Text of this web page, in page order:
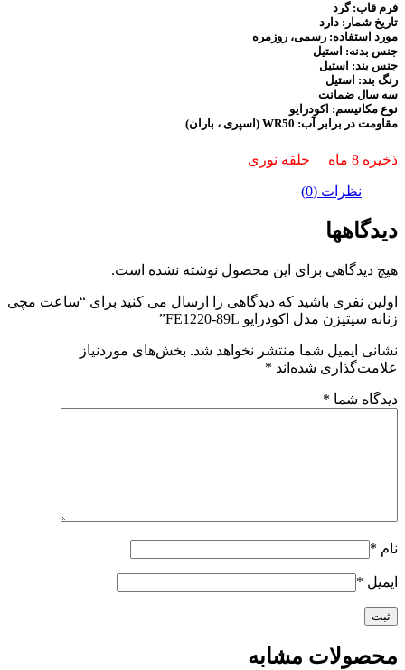
فرم قاب: گرد
تاریخ شمار: دارد
مورد استفاده: رسمی، روزمره
جنس بدنه: استیل
جنس بند: استیل
رنگ بند: استیل
سه سال ضمانت
نوع مکانیسم: اکودرایو
مقاومت در برابر آب: WR50 (اسپری ، باران)
ذخیره 8 ماه حلقه نوری
نظرات (0)
دیدگاهها
هیچ دیدگاهی برای این محصول نوشته نشده است.
اولین نفری باشید که دیدگاهی را ارسال می کنید برای “ساعت مچی
زنانه سیتیزن مدل اکودرایو FE1220-89L”
نشانی ایمیل شما منتشر نخواهد شد. بخش‌های موردنیاز
علامت‌گذاری شده‌اند *
دیدگاه شما *
نام *
ایمیل *
محصولات مشابه